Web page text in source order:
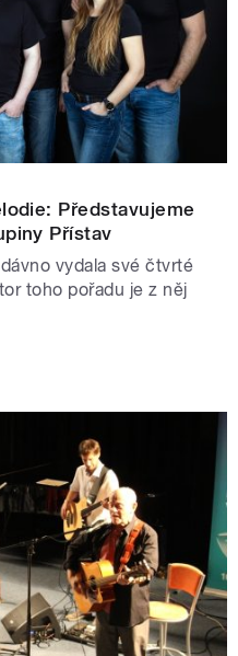
Představujeme
Přístav
vydala své čtvrté
toho pořadu je z něj